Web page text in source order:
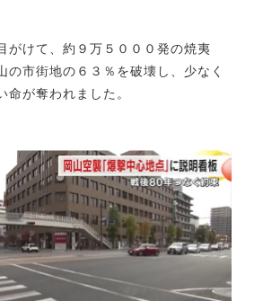
がけて、約９万５０００発の焼夷
の市街地の６３％を破壊し、少なく
命が奪われました。